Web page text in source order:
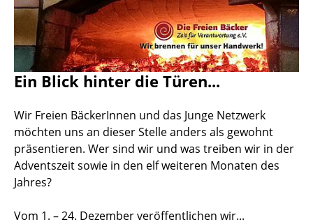
Ein Blick hinter die Türen...
Wir Freien BäckerInnen und das Junge Netzwerk
möchten uns an dieser Stelle anders als gewohnt
präsentieren. Wer sind wir und was treiben wir in der
Adventszeit sowie in den elf weiteren Monaten des
Jahres?
Vom 1. – 24. Dezember veröffentlichen wir...